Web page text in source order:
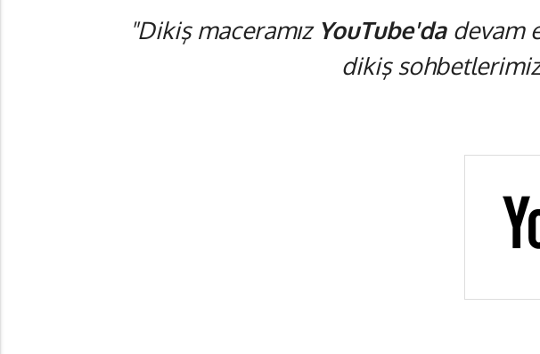
"Dikiş maceramız YouTube'dadevam
dikiş